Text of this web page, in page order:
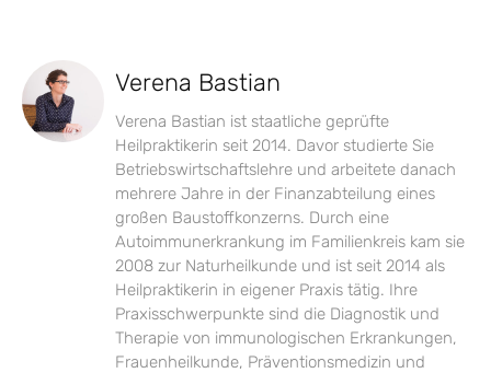
Verena Bastian
Verena Bastian ist staatliche geprüfte
Heilpraktikerin seit 2014. Davor studierte Sie
Betriebswirtschaftslehre und arbeitete danach
mehrere Jahre in der Finanzabteilung eines
großen Baustoffkonzerns. Durch eine
Autoimmunerkrankung im Familienkreis kam sie
2008 zur Naturheilkunde und ist seit 2014 als
Heilpraktikerin in eigener Praxis tätig. Ihre
Praxisschwerpunkte sind die Diagnostik und
Therapie von immunologischen Erkrankungen,
Frauenheilkunde, Präventionsmedizin und